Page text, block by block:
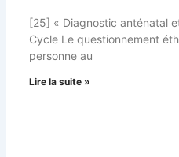
[25] « Diagnostic anténatal
Cycle Le questionnement
personne au
Lire la suite »